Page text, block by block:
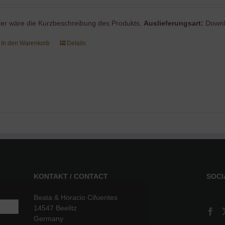
wäre die Kurzbeschreibung des Produkts. Auslieferungsart:
In den Warenkorb Details
KONTAKT / CONTACT
Beata & Horacio Cifuentes
14547 Beelitz
Germany